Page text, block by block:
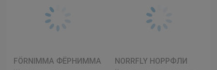
FÖRNIMMA ФЁРНИММА NORRFLY НОРРФЛИ